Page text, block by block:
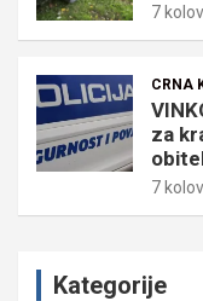
7
CRNA
za
7
Kategorije